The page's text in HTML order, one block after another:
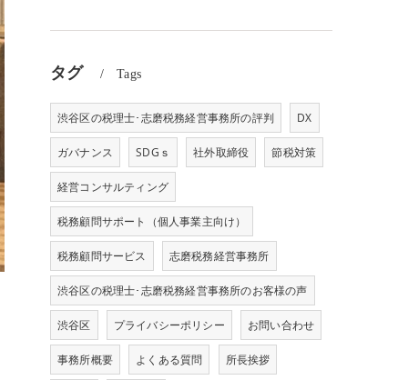
タグ Tags
渋谷区の税理士･志磨税務経営事務所の評判 DX
ガバナンス SDGｓ 社外取締役 節税対策
経営コンサルティング
税務顧問サポート（個人事業主向け）
税務顧問サービス 志磨税務経営事務所
渋谷区の税理士･志磨税務経営事務所のお客様の声
渋谷区 プライバシーポリシー お問い合わせ
事務所概要 よくある質問 所長挨拶